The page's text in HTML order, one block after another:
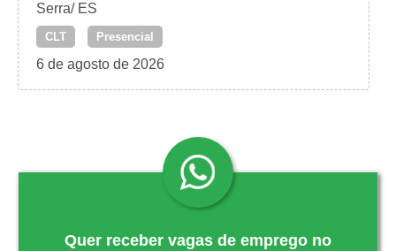
Serra/ ES
CLT Presencial
6 de agosto de 2026
Quer receber vagas de emprego no